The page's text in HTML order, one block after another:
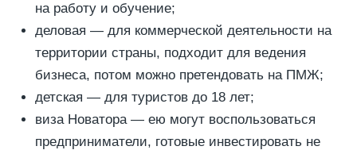
на работу и обучение;
деловая — для коммерческой деятельности на
территории страны, подходит для ведения
бизнеса, потом можно претендовать на ПМЖ;
детская — для туристов до 18 лет;
виза Новатора — ею могут воспользоваться
предприниматели, готовые инвестировать не